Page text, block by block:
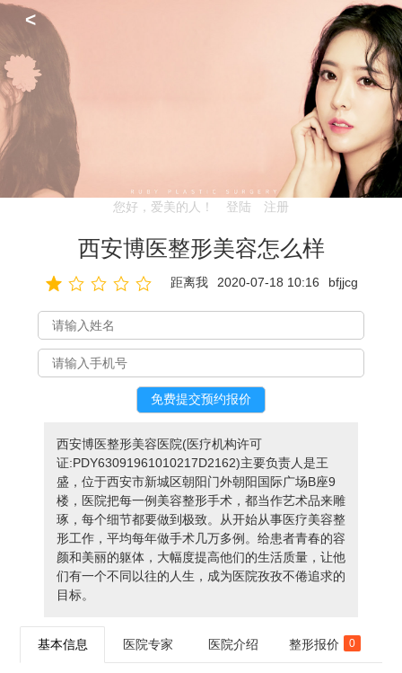
<
您好，爱美的人！ 登陆 注册
西安博医整形美容怎么样
距离我 2020-07-18 10:16 bfjjcg
西安博医整形美容医院(医疗机构许可
证:PDY63091961010217D2162)主要负责人是王
盛，位于西安市新城区朝阳门外朝阳国际广场B座9
楼，医院把每一例美容整形手术，都当作艺术品来雕
琢，每个细节都要做到极致。从开始从事医疗美容整
形工作，平均每年做手术几万多例。给患者青春的容
颜和美丽的躯体，大幅度提高他们的生活质量，让他
们有一个不同以往的人生，成为医院孜孜不倦追求的
目标。
基本信息 医院专家 医院介绍 整形报价 0